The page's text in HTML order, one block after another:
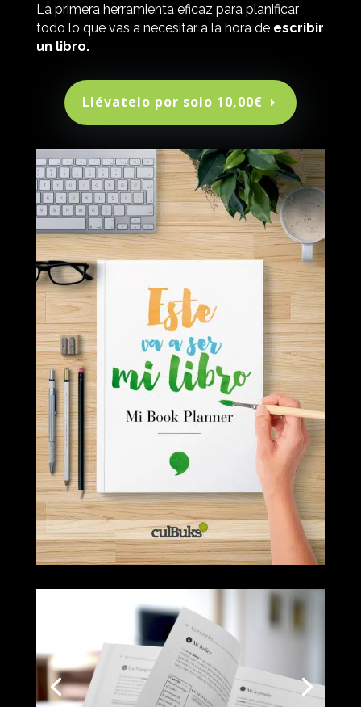
La primera herramienta eficaz para planificar
todo lo que vas a necesitar a la hora deescribir
un libro.
Llévatelo por solo 10,00€